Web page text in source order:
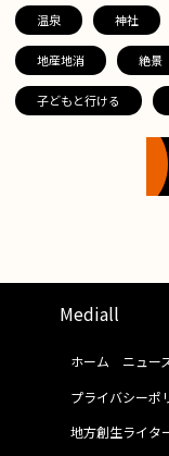
温泉 神社
地産地消 絶景
子どもと行ける
Mediall
ホーム ニュー
プライバシーポ
地方創生ライタ